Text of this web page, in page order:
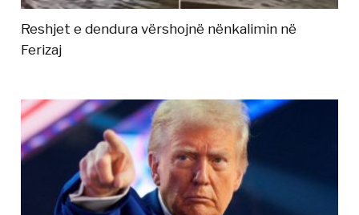
Reshjet e dendura vërshojnë nënkalimin në
Ferizaj